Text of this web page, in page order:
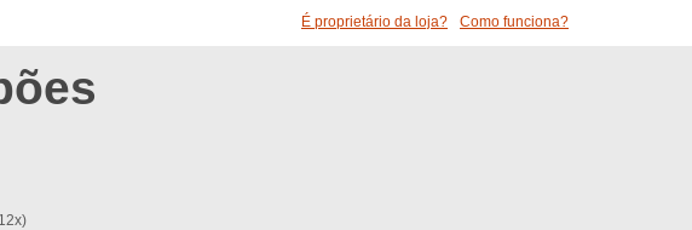
É proprietário da loja? Como funciona?